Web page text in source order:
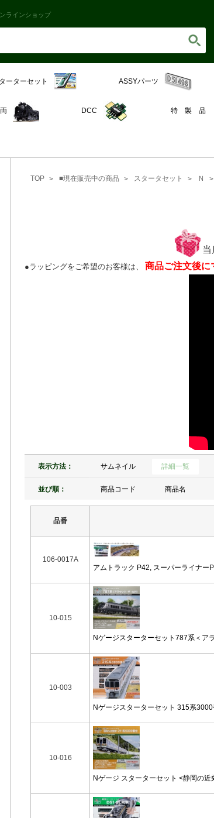
ラインショップ
ーターセット ASSYパーツ
DCC 特 製 品
TOP ■現在販売中の商品 スタータセット Ｎ
当
●ラッピングをご希望のお客様は、 商品ご注文後に
表示方法： サムネイル 詳細一覧
並び順： 商品コード 商品名
品番
106-0017A
アムトラック P42, スーパーライナー
10-015
Nゲージスターターセット787系＜ア
10-003
Nゲージスターターセット 315系3000
10-016
Nゲージ スターターセット <静岡の